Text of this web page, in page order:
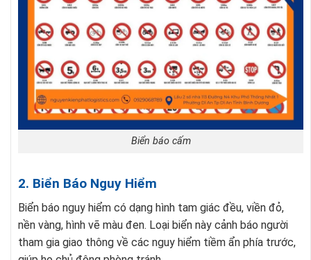
Biển báo cấm
2. Biển Báo Nguy Hiểm
Biển báo nguy hiểm có dạng hình tam giác đều, viền đỏ,
nền vàng, hình vẽ màu đen. Loại biển này cảnh báo người
tham gia giao thông về các nguy hiểm tiềm ẩn phía trước,